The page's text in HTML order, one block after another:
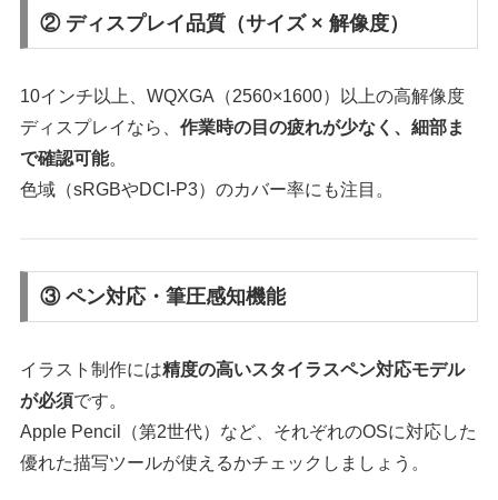
② ディスプレイ品質（サイズ × 解像度）
10インチ以上、WQXGA（2560×1600）以上の高解像度
ディスプレイなら、作業時の目の疲れが少なく、細部ま
で確認可能。
色域（sRGBやDCI-P3）のカバー率にも注目。
③ ペン対応・筆圧感知機能
イラスト制作には精度の高いスタイラスペン対応モデル
が必須です。
Apple Pencil（第2世代）など、それぞれのOSに対応した
優れた描写ツールが使えるかチェックしましょう。